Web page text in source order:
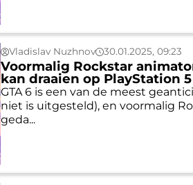
Vladislav Nuzhnov 30.01.2025, 09:23
Voormalig Rockstar
kan draaien op PlayStation
GTA 6 is een van de meest
niet is uitgesteld), en voormalig
geda...